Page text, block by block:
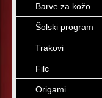
Barve za kožo
Šolski program
Trakovi
Filc
Origami